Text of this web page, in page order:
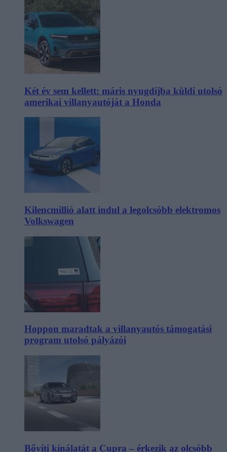
Két év sem kellett: máris nyugdíjba küldi utolsó
amerikai villanyautóját a Honda
Kilencmillió alatt indul a legolcsóbb elektromos
Volkswagen
Hoppon maradtak a villanyautós támogatási
program utolsó pályázói
Bővíti kínálatát a Cupra – érkezik az olcsóbb